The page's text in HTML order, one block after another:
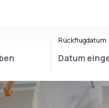
Rückflugdatum